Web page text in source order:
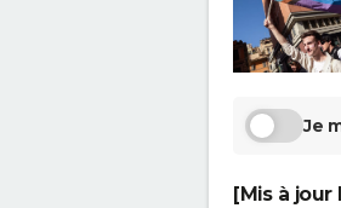
Je
[Mis à jour